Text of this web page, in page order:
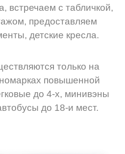
встречаем с табличкой,
предоставляем
детские кресла.
только на
повышенной
до 4-х, минивэны
до 18-и мест.